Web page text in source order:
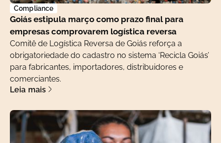
Compliance
Goiás estipula março como prazo final para
empresas comprovarem logística reversa
Comitê de Logística Reversa de Goiás reforça a
obrigatoriedade do cadastro no sistema ‘Recicla Goiás’
para fabricantes, importadores, distribuidores e
comerciantes.
Leia mais